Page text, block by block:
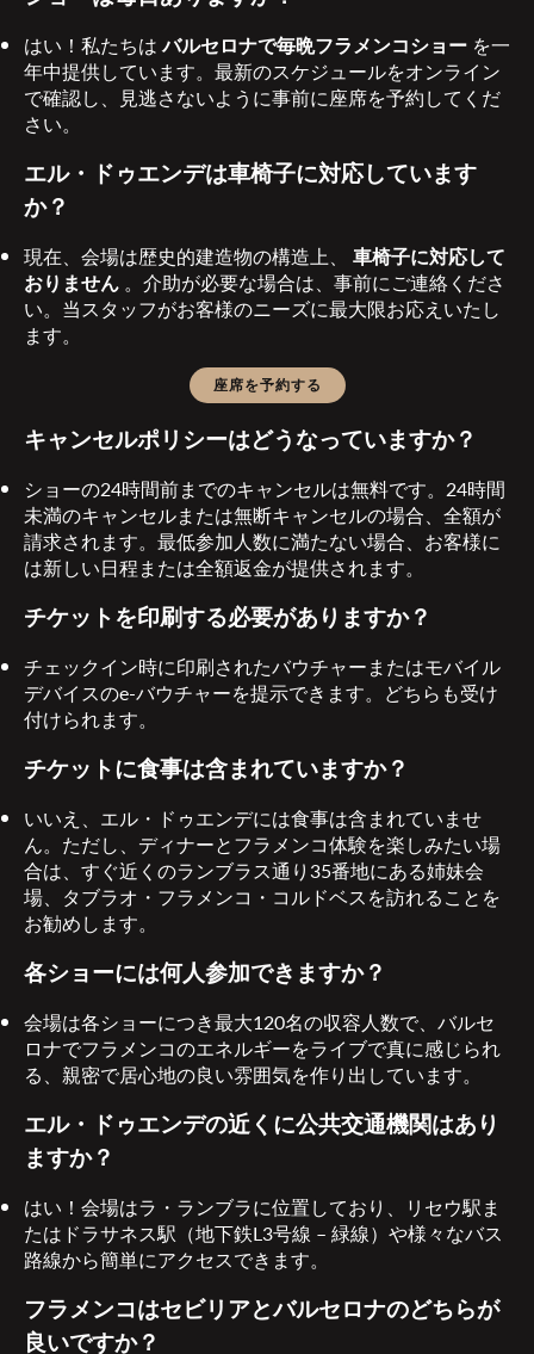
はい！私たちはバルセロナで毎晩フラメンコショー を一
年中提供しています。最新のスケジュールをオンライン
で確認し、見逃さないように事前に座席を予約してくだ
さい。
エル・ドゥエンデは車椅子に対応しています
か？
現在、会場は歴史的建造物の構造上、 車椅子に対応して
おりません 。介助が必要な場合は、事前にご連絡くださ
い。当スタッフがお客様のニーズに最大限お応えいたし
ます。
座席を予約する
キャンセルポリシーはどうなっていますか？
ショーの24時間前までのキャンセルは無料です。24時間
未満のキャンセルまたは無断キャンセルの場合、全額が
請求されます。最低参加人数に満たない場合、お客様に
は新しい日程または全額返金が提供されます。
チケットを印刷する必要がありますか？
チェックイン時に印刷されたバウチャーまたはモバイル
デバイスのe-バウチャーを提示できます。どちらも受け
付けられます。
チケットに食事は含まれていますか？
いいえ、エル・ドゥエンデには食事は含まれていませ
ん。ただし、ディナーとフラメンコ体験を楽しみたい場
合は、すぐ近くのランブラス通り35番地にある姉妹会
場、タブラオ・フラメンコ・コルドベスを訪れることを
お勧めします。
各ショーには何人参加できますか？
会場は各ショーにつき最大120名の収容人数で、バルセ
ロナでフラメンコのエネルギーをライブで真に感じられ
る、親密で居心地の良い雰囲気を作り出しています。
エル・ドゥエンデの近くに公共交通機関はあり
ますか？
はい！会場はラ・ランブラに位置しており、リセウ駅ま
たはドラサネス駅（地下鉄L3号線 – 緑線）や様々なバス
路線から簡単にアクセスできます。
フラメンコはセビリアとバルセロナのどちらが
良いですか？